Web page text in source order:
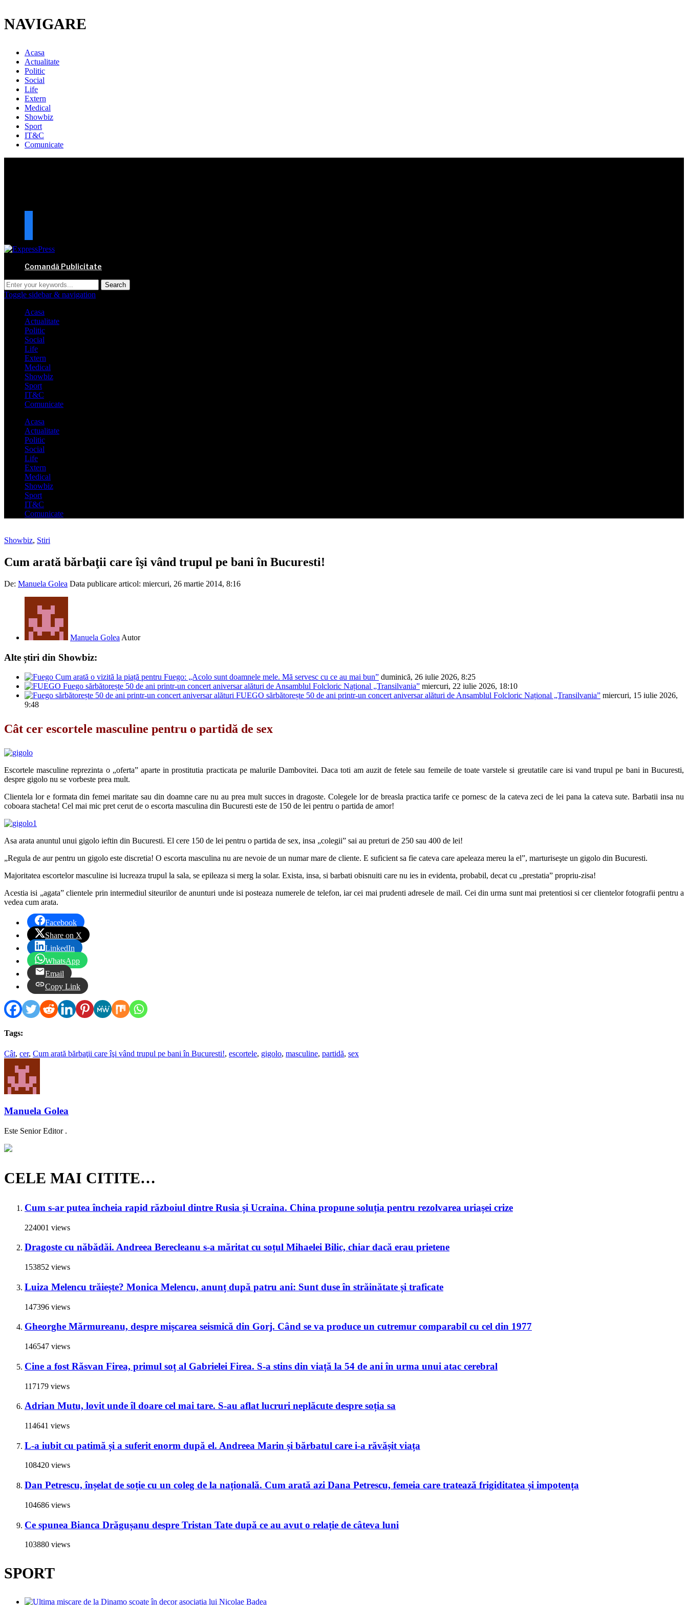
NAVIGARE
Acasa
Actualitate
Politic
Social
Life
Extern
Medical
Showbiz
Sport
IT&C
Comunicate
Comandă Publicitate
Toggle sidebar & navigation
Acasa
Actualitate
Politic
Social
Life
Extern
Medical
Showbiz
Sport
IT&C
Comunicate
Acasa
Actualitate
Politic
Social
Life
Extern
Medical
Showbiz
Sport
IT&C
Comunicate
Showbiz, Stiri
Cum arată bărbaţii care îşi vând trupul pe bani în Bucuresti!
De: Manuela Golea Data publicare articol: miercuri, 26 martie 2014, 8:16
Manuela Golea Autor
Alte știri din Showbiz:
Cum arată o vizită la piață pentru Fuego: „Acolo sunt doamnele mele. Mă servesc cu ce au mai bun” duminică, 26 iulie 2026, 8:25
Fuego sărbătorește 50 de ani printr-un concert aniversar alături de Ansamblul Folcloric Național „Transilvania” miercuri, 22 iulie 2026, 18:10
FUEGO sărbătorește 50 de ani printr-un concert aniversar alături de Ansamblul Folcloric Național „Transilvania” miercuri, 15 iulie 2026,
9:48
Cât cer escortele masculine pentru o partidă de sex
Escortele masculine reprezinta o „oferta” aparte in prostitutia practicata pe malurile Dambovitei. Daca toti am auzit de fetele sau femeile de toate varstele si greutatile care isi vand trupul pe bani in Bucuresti,
despre gigolo nu se vorbeste prea mult.
Clientela lor e formata din femei maritate sau din doamne care nu au prea mult succes in dragoste. Colegele lor de breasla practica tarife ce pornesc de la cateva zeci de lei pana la cateva sute. Barbatii insa nu
coboara stacheta! Cel mai mic pret cerut de o escorta masculina din Bucuresti este de 150 de lei pentru o partida de amor!
Asa arata anuntul unui gigolo ieftin din Bucuresti. El cere 150 de lei pentru o partida de sex, insa „colegii” sai au preturi de 250 sau 400 de lei!
„Regula de aur pentru un gigolo este discretia! O escorta masculina nu are nevoie de un numar mare de cliente. E suficient sa fie cateva care apeleaza mereu la el”, marturiseşte un gigolo din Bucuresti.
Majoritatea escortelor masculine isi lucreaza trupul la sala, se epileaza si merg la solar. Exista, insa, si barbati obisnuiti care nu ies in evidenta, probabil, decat cu „prestatia” propriu-zisa!
Acestia isi „agata” clientele prin intermediul siteurilor de anunturi unde isi posteaza numerele de telefon, iar cei mai prudenti adresele de mail. Cei din urma sunt mai pretentiosi si cer clientelor fotografii pentru a
vedea cum arata.
Facebook
Share on X
LinkedIn
WhatsApp
Email
Copy Link
Tags:
Cât, cer, Cum arată bărbaţii care îşi vând trupul pe bani în Bucuresti!, escortele, gigolo, masculine, partidă, sex
Manuela Golea
Este Senior Editor .
CELE MAI CITITE…
Cum s-ar putea încheia rapid războiul dintre Rusia și Ucraina. China propune soluția pentru rezolvarea uriașei crize
224001 views
Dragoste cu năbădăi. Andreea Berecleanu s-a măritat cu soțul Mihaelei Bilic, chiar dacă erau prietene
153852 views
Luiza Melencu trăiește? Monica Melencu, anunț după patru ani: Sunt duse în străinătate și traficate
147396 views
Gheorghe Mărmureanu, despre mișcarea seismică din Gorj. Când se va produce un cutremur comparabil cu cel din 1977
146547 views
Cine a fost Răsvan Firea, primul soț al Gabrielei Firea. S-a stins din viață la 54 de ani în urma unui atac cerebral
117179 views
Adrian Mutu, lovit unde îl doare cel mai tare. S-au aflat lucruri neplăcute despre soția sa
114641 views
L-a iubit cu patimă și a suferit enorm după el. Andreea Marin și bărbatul care i-a răvășit viața
108420 views
Dan Petrescu, înșelat de soție cu un coleg de la națională. Cum arată azi Dana Petrescu, femeia care tratează frigiditatea și impotența
104686 views
Ce spunea Bianca Drăgușanu despre Tristan Tate după ce au avut o relație de câteva luni
103880 views
SPORT